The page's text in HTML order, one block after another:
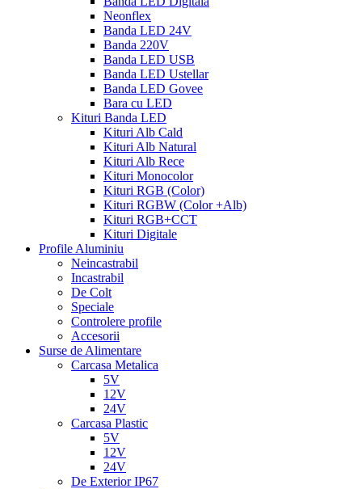
Neonflex
Banda LED 24V
Banda 220V
Banda LED USB
Banda LED Ustellar
Banda LED Govee
Bara cu LED
Kituri Banda LED
Kituri Alb Cald
Kituri Alb Natural
Kituri Alb Rece
Kituri Monocolor
Kituri RGB (Color)
Kituri RGBW (Color +Alb)
Kituri RGB+CCT
Kituri Digitale
Profile Aluminiu
Neincastrabil
Incastrabil
De Colt
Speciale
Controlere profile
Accesorii
Surse de Alimentare
Carcasa Metalica
5V
12V
24V
Carcasa Plastic
5V
12V
24V
De Exterior IP67